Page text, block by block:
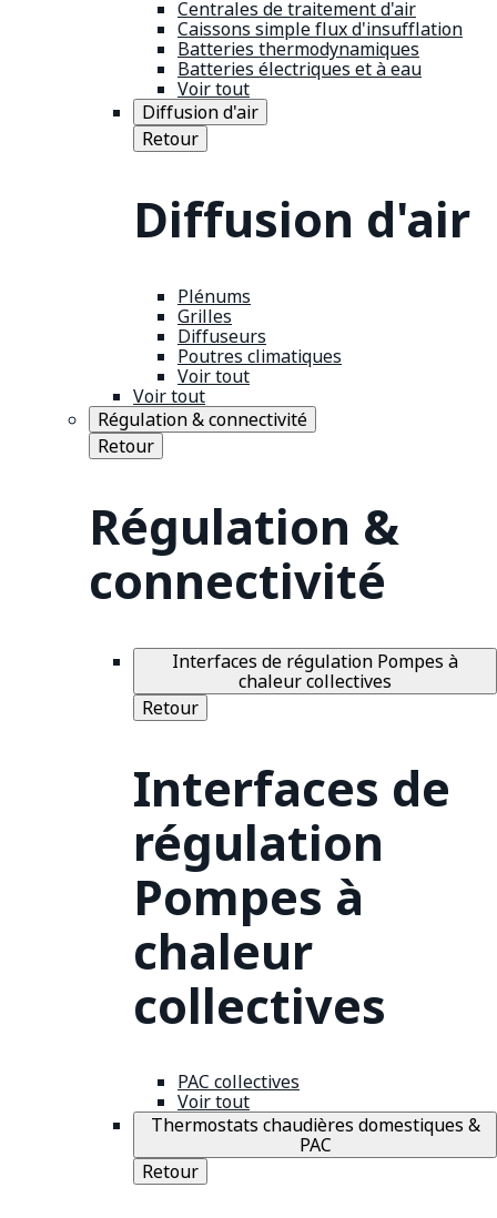
Centrales de traitement d'air
Caissons simple flux d'insufflation
Batteries thermodynamiques
Batteries électriques et à eau
Voir tout
Diffusion d'air
Retour
Diffusion d'air
Plénums
Grilles
Diffuseurs
Poutres climatiques
Voir tout
Voir tout
Régulation & connectivité
Retour
Régulation &
connectivité
Interfaces de régulation Pompes à
chaleur collectives
Retour
Interfaces de
régulation
Pompes à
chaleur
collectives
PAC collectives
Voir tout
Thermostats chaudières domestiques &
PAC
Retour